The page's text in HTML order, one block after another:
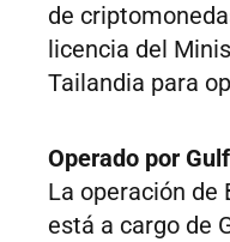
de
licencia del
Tailandia para
Operado por
La operación de
está a cargo de